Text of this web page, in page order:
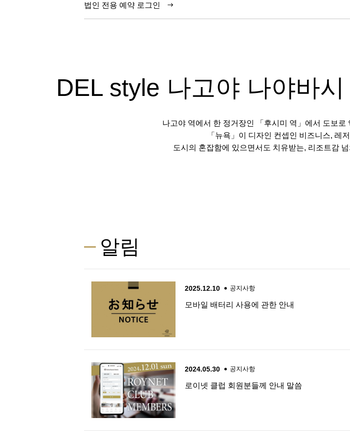
법인 전용 예약 로그인
DEL style 나고야 나야바
나고야 역에서 한 정거장인 「후시미 역」에서 도보
「뉴욕」이 디자인 컨셉인 비즈니스, 레
도시의 혼잡함에 있으면서도 치유받는, 리조트감
알림
2025.12.10 공지사항
모바일 배터리 사용에 관한 안내
2024.05.30 공지사항
로이넷 클럽 회원분들께 안내 말씀